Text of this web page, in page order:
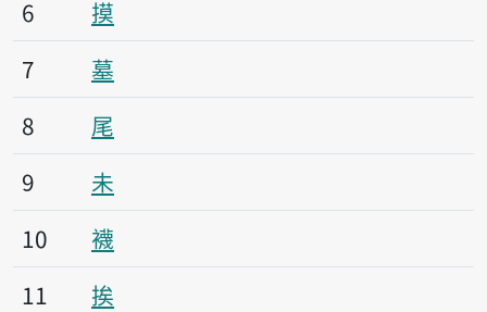
6
摸
7
墓
8
尾
9
未
10
襪
11
挨